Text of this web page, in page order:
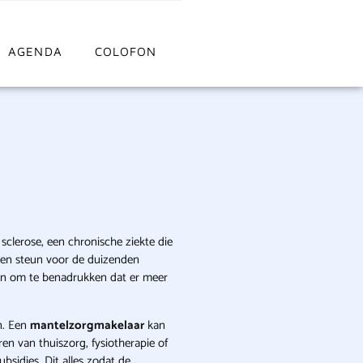
AGENDA COLOFON
een chronische ziekte die
steun voor de duizenden
om te benadrukken dat er meer
Eenmantelzorgmakelaarkan
van thuiszorg, fysiotherapie of